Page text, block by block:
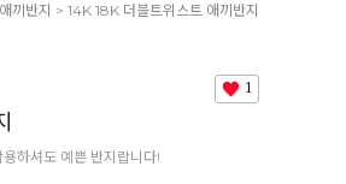
애끼반지 > 14K 18K 더블트위스트 애끼반지
1
하셔도 예쁜 반지랍니다!